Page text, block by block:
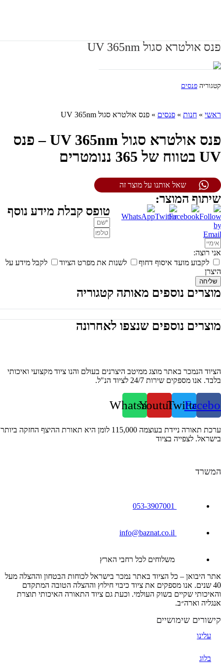
פנס אולטרא סגול UV 365nm
קטגוריה פנסים
ראשי » חנות » פנסים » פנס אולטרא סגול UV 365nm
פנס אולטרא סגול UV 365nm – פנס
UV בטווח של 365 ננומטרים
שאל אותנו על מוצר זה
שיתוף המוצר:
טופס קבלת מידע נוסף
אני רוצה:
לקבוע מועד איסוף דחוף
לשנות את מפרט הציוד
לקבל מידע על
היצרן
שליחה
מוצרים נוספים מאותה קטגוריה
מוצרים נוספים שנצפו לאחרונה
הציוד הנמכר באתר מוצג ממיטב היצרנים בעולם והנו ציוד מקצועי ואיכותי
בלבד. אנו מספקים שירות 24/7 לציוד הנ"ל.
Twitter
Youtube
Whatsapp
ערכת תאורה ניידת בעוצמה 115,000 לומן היא תאורת ההיצף החזקה ביותר
בישראל. לצפייה בציוד
המשרד
053-3907001
info@baznat.co.il
משלוחים לכל רחבי הארץ
אתר היבואן – כל הציוד באתר נמכר בישראל לכוחות הבטחון וההצלה מעל
40 שנים. אנו מספקים את ציוד כיבוי חילוץ וההצלה הטובה המתקדם
והאיכותי שקיים בשוק העולמי. וכעת גם ציוד התאורה האיכותי תוצרת
אנגליה וארה״ב.
קישורים שימושיים
עלינו
בלוג